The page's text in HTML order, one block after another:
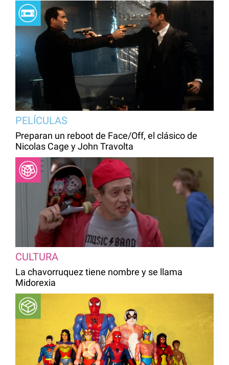
PELÍCULAS
Preparan un reboot de Face/Off, el clásico de
Nicolas Cage y John Travolta
CULTURA
La chavorruquez tiene nombre y se llama
Midorexia